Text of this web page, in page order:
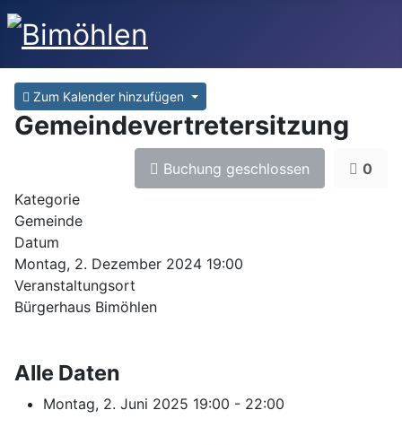
Zum Kalender hinzufügen
Gemeindevertretersitzung
Buchung geschlossen
0
Kategorie
Gemeinde
Datum
Montag, 2. Dezember 2024 19:00
Veranstaltungsort
Bürgerhaus Bimöhlen
Alle Daten
Montag, 2. Juni 2025 19:00 - 22:00